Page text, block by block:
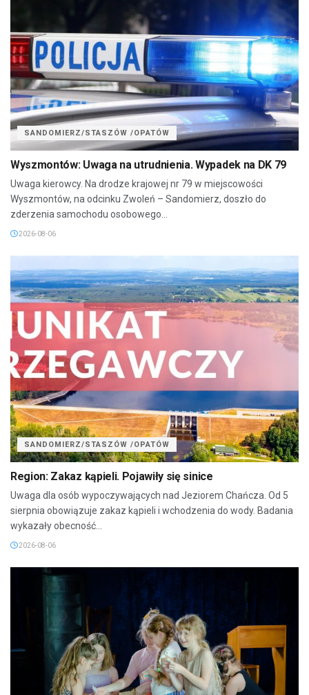
SANDOMIERZ/STASZÓW /OPATÓW
Wyszmontów: Uwaga na utrudnienia. Wypadek na DK 79
Uwaga kierowcy. Na drodze krajowej nr 79 w miejscowości
Wyszmontów, na odcinku Zwoleń – Sandomierz, doszło do
zderzenia samochodu osobowego...
2026-08-06
SANDOMIERZ/STASZÓW /OPATÓW
Region: Zakaz kąpieli. Pojawiły się sinice
Uwaga dla osób wypoczywających nad Jeziorem Chańcza. Od 5
sierpnia obowiązuje zakaz kąpieli i wchodzenia do wody. Badania
wykazały obecność...
2026-08-06